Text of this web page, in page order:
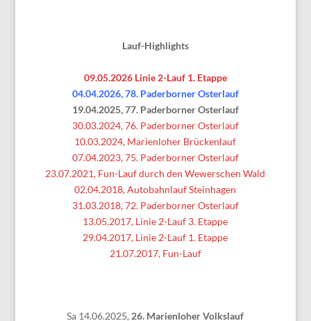
Lauf-Highlights
09.05.2026 Linie 2-Lauf 1. Etappe
04.04.2026, 78. Paderborner Osterlauf
19.04.2025, 77. Paderborner Osterlauf
30.03.2024, 76. Paderborner Osterlauf
10.03.2024, Marienloher Brückenlauf
07.04.2023, 75. Paderborner Osterlauf
23.07.2021, Fun-Lauf durch den Wewerschen Wald
02.04.2018, Autobahnlauf Steinhagen
31.03.2018, 72. Paderborner Osterlauf
13.05.2017, Linie 2-Lauf 3. Etappe
29.04.2017, Linie 2-Lauf 1. Etappe
21.07.2017, Fun-Lauf
Sa 14.06.2025, 26. Marienloher Volkslauf